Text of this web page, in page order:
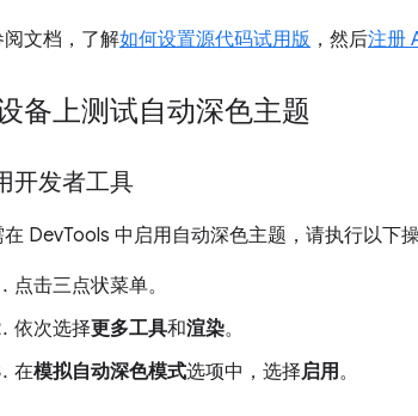
阅文档，了解如何设置源代码试用版 ，然后注册
备上测试自动深色主题
开发者工具
DevTools 中启用自动深色主题，请执行以下操
点击三点状菜单。
依次选择更多工具和渲染。
在模拟自动深色模式选项中，选择启用。